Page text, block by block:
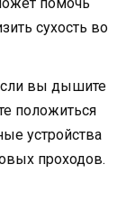
сухость во
вы дышите
положиться
устройства
проходов.